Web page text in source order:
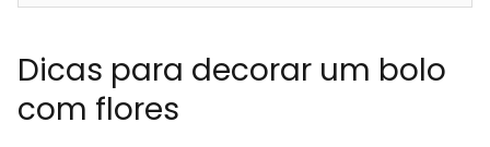
Dicas para decorar um bolo
com flores